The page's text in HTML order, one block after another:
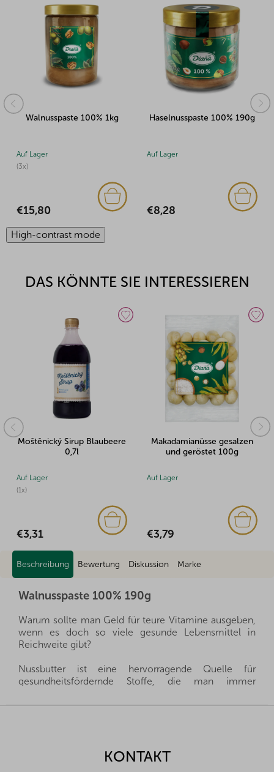
Walnusspaste 100% 1kg
Lager
Haselnusspaste 100% 190g
Auf Lager
€8,28
High-contrast mode
DAS KÖNNTE SIE INTERESSIEREN
Sirup Blaubeere
Makadamianüsse gesalzen
und geröstet 100g
€3,79
Gebrannte
€2,25
Beschreibung Bewertung Diskussion Marke
Walnusspaste 100% 190g
Warum sollte man Geld für teure Vitamine ausgeben,
wenn es doch so viele gesunde Lebensmittel in
Reichweite gibt?
Nussbutter ist eine hervorragende Quelle für
gesundheitsfördernde Stoffe, die man immer
sehr sättigend. Sie ist ein gesunder und schneller
Geschmack für Ihre Familie.
KONTAKT